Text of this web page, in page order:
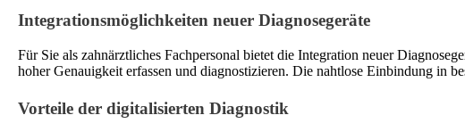
Integrationsmöglichkeiten neuer Diagnosegeräte
Für Sie als zahnärztliches Fachpersonal bietet die Integration neuer
hoher Genauigkeit erfassen und diagnostizieren. Die nahtlose Einbindung in
Vorteile der digitalisierten Diagnostik